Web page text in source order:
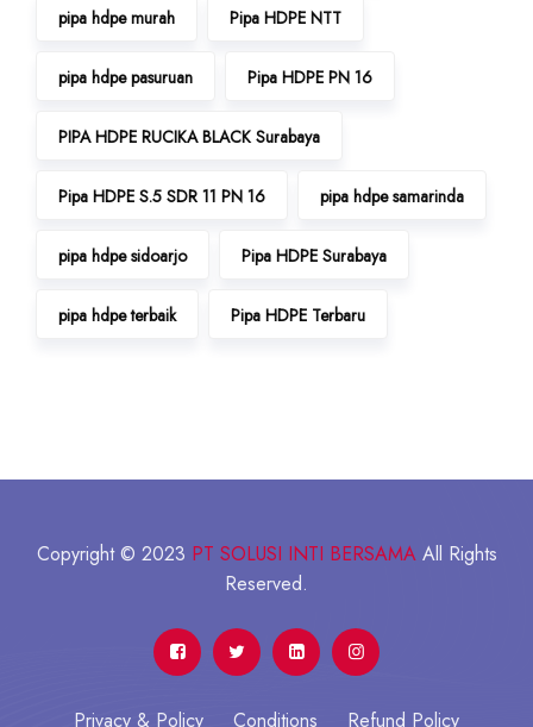
pipa hdpe murah Pipa HDPE NTT
pipa hdpe pasuruan Pipa HDPE PN 16
PIPA HDPE RUCIKA BLACK Surabaya
Pipa HDPE S.5 SDR 11 PN 16 pipa hdpe samarinda
pipa hdpe sidoarjo Pipa HDPE Surabaya
pipa hdpe terbaik Pipa HDPE Terbaru
Copyright © 2023 PT SOLUSI INTI BERSAMAAll Rights
Reserved.
Privacy & Policy Conditions Refund Policy